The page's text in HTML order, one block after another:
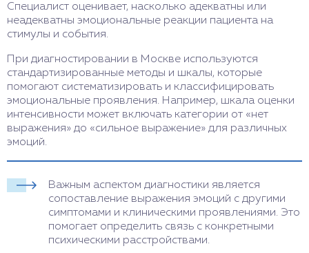
Специалист оценивает, насколько адекватны или
неадекватны эмоциональные реакции пациента на
стимулы и события.
При диагностировании в Москве используются
стандартизированные методы и шкалы, которые
помогают систематизировать и классифицировать
эмоциональные проявления. Например, шкала оценки
интенсивности может включать категории от «нет
выражения» до «сильное выражение» для различных
эмоций.
Важным аспектом диагностики является
сопоставление выражения эмоций с другими
симптомами и клиническими проявлениями. Это
помогает определить связь с конкретными
психическими расстройствами.